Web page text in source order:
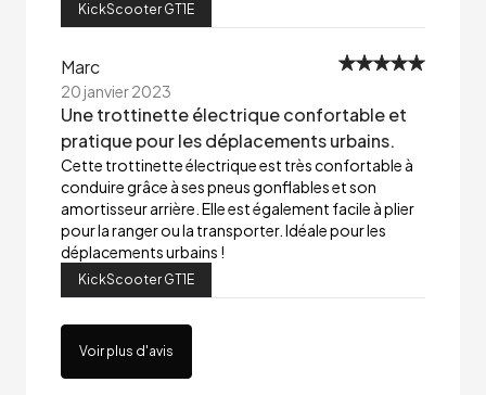
KickScooter GT1E
Marc
20 janvier 2023
Une trottinette électrique confortable et
pratique pour les déplacements urbains.
Cette trottinette électrique est très confortable à
conduire grâce à ses pneus gonflables et son
amortisseur arrière. Elle est également facile à plier
pour la ranger ou la transporter. Idéale pour les
déplacements urbains !
KickScooter GT1E
Voir plus d'avis